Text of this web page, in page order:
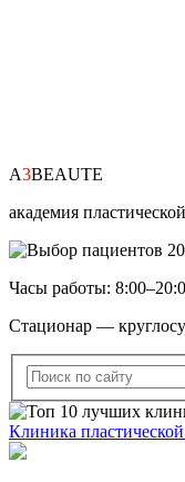
A3BEAUTE
академия
Часы работы:
Стационар —
Клиника